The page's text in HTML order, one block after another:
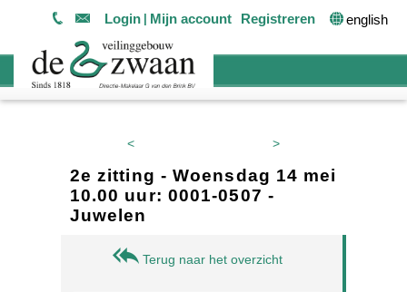
Login Mijn account Registreren english
< >
2e zitting - Woensdag 14 mei
10.00 uur: 0001-0507 -
Juwelen
Terug naar het overzicht